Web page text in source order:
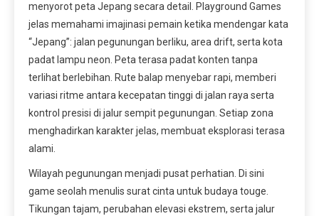
menyorot peta Jepang secara detail. Playground Games
jelas memahami imajinasi pemain ketika mendengar kata
“Jepang”: jalan pegunungan berliku, area drift, serta kota
padat lampu neon. Peta terasa padat konten tanpa
terlihat berlebihan. Rute balap menyebar rapi, memberi
variasi ritme antara kecepatan tinggi di jalan raya serta
kontrol presisi di jalur sempit pegunungan. Setiap zona
menghadirkan karakter jelas, membuat eksplorasi terasa
alami.
Wilayah pegunungan menjadi pusat perhatian. Di sini
game seolah menulis surat cinta untuk budaya touge.
Tikungan tajam, perubahan elevasi ekstrem, serta jalur